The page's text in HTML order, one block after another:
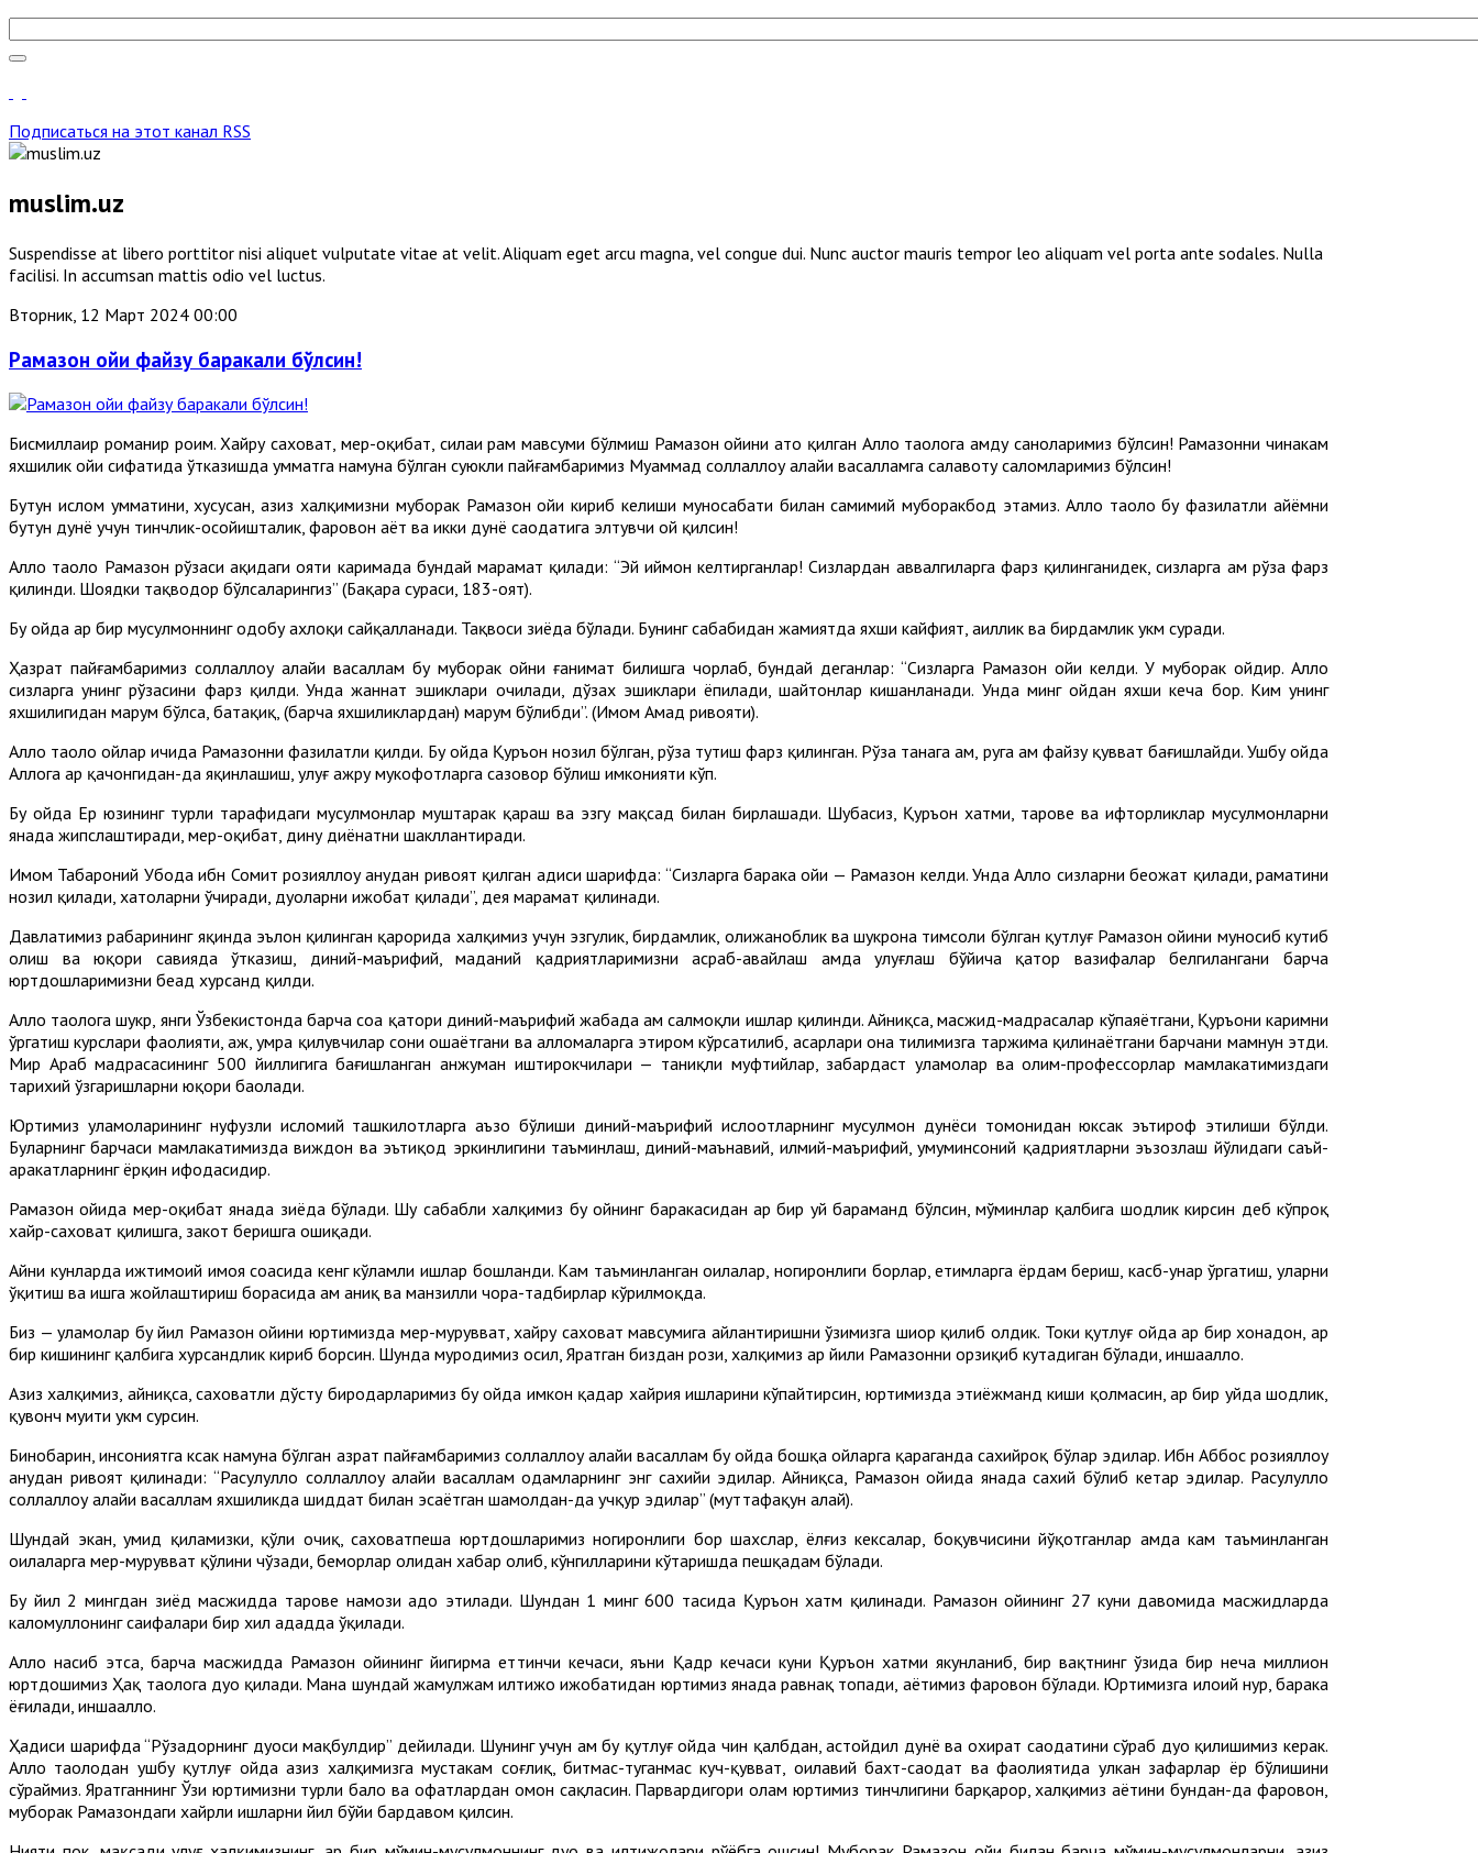
Подписаться на этот канал RSS
muslim.uz
Suspendisse at libero porttitor nisi aliquet vulputate vitae at velit. Aliquam eget arcu magna, vel congue dui. Nunc auctor mauris tempor leo aliquam vel porta ante sodales. Nulla
facilisi. In accumsan mattis odio vel luctus.
Вторник, 12 Март 2024 00:00
Рамазон ойи файзу баракали бўлсин!
Бисмиллаҳир роҳманир роҳим. Хайру саховат, меҳр-оқибат, силаи раҳм мавсуми бўлмиш Рамазон ойини ато қилган Аллоҳ таолога ҳамду саноларимиз бўлсин! Рамазонни чинакам
яхшилик ойи сифатида ўтказишда умматга намуна бўлган суюкли пайғамбаримиз Муҳаммад соллаллоҳу алайҳи васалламга салавоту саломларимиз бўлсин!
Бутун ислом умматини, хусусан, азиз халқимизни муборак Рамазон ойи кириб келиши муносабати билан самимий муборакбод этамиз. Аллоҳ таоло бу фазилатли айёмни
бутун дунё учун тинчлик-осойишталик, фаровон ҳаёт ва икки дунё саодатига элтувчи ой қилсин!
Аллоҳ таоло Рамазон рўзаси ҳақидаги ояти каримада бундай марҳамат қилади: “Эй иймон келтирганлар! Сизлардан аввалгиларга фарз қилинганидек, сизларга ҳам рўза фарз
қилинди. Шоядки тақводор бўлсаларингиз” (Бақара сураси, 183-оят).
Бу ойда ҳар бир мусулмоннинг одобу ахлоқи сайқалланади. Тақвоси зиёда бўлади. Бунинг сабабидан жамиятда яхши кайфият, аҳиллик ва бирдамлик ҳукм суради.
Ҳазрат пайғамбаримиз соллаллоҳу алайҳи васаллам бу муборак ойни ғанимат билишга чорлаб, бундай деганлар: “Сизларга Рамазон ойи келди. У муборак ойдир. Аллоҳ
сизларга унинг рўзасини фарз қилди. Унда жаннат эшиклари очилади, дўзах эшиклари ёпилади, шайтонлар кишанланади. Унда минг ойдан яхши кеча бор. Ким унинг
яхшилигидан маҳрум бўлса, батаҳқиқ, (барча яхшиликлардан) маҳрум бўлибди”. (Имом Аҳмад ривояти).
Аллоҳ таоло ойлар ичида Рамазонни фазилатли қилди. Бу ойда Қуръон нозил бўлган, рўза тутиш фарз қилинган. Рўза танага ҳам, руҳга ҳам файзу қувват бағишлайди. Ушбу ойда
Аллоҳга ҳар қачонгидан-да яқинлашиш, улуғ ажру мукофотларга сазовор бўлиш имконияти кўп.
Бу ойда Ер юзининг турли тарафидаги мусулмонлар муштарак қараш ва эзгу мақсад билан бирлашади. Шубҳасиз, Қуръон хатми, таровеҳ ва ифторликлар мусулмонларни
янада жипслаштиради, меҳр-оқибат, дину диёнатни шакллантиради.
Имом Табароний Убода ибн Сомит розияллоҳу анҳудан ривоят қилган ҳадиси шарифда: “Сизларга барака ойи — Рамазон келди. Унда Аллоҳ сизларни беҳожат қилади, раҳматини
нозил қилади, хатоларни ўчиради, дуоларни ижобат қилади”, дея марҳамат қилинади.
Давлатимиз раҳбарининг яқинда эълон қилинган қарорида халқимиз учун эзгулик, бирдамлик, олижаноблик ва шукрона тимсоли бўлган қутлуғ Рамазон ойини муносиб кутиб
олиш ва юқори савияда ўтказиш, диний-маърифий, маданий қадриятларимизни асраб-авайлаш ҳамда улуғлаш бўйича қатор вазифалар белгилангани барча
юртдошларимизни беҳад хурсанд қилди.
Аллоҳ таолога шукр, янги Ўзбекистонда барча соҳа қатори диний-маърифий жабҳада ҳам салмоқли ишлар қилинди. Айниқса, масжид-мадрасалар кўпаяётгани, Қуръони каримни
ўргатиш курслари фаолияти, ҳаж, умра қилувчилар сони ошаётгани ва алломаларга эҳтиром кўрсатилиб, асарлари она тилимизга таржима қилинаётгани барчани мамнун этди.
Мир Араб мадрасасининг 500 йиллигига бағишланган анжуман иштирокчилари — таниқли муфтийлар, забардаст уламолар ва олим-профессорлар мамлакатимиздаги
тарихий ўзгаришларни юқори баҳолади.
Юртимиз уламоларининг нуфузли исломий ташкилотларга аъзо бўлиши диний-маърифий ислоҳотларнинг мусулмон дунёси томонидан юксак эътироф этилиши бўлди.
Буларнинг барчаси мамлакатимизда виждон ва эътиқод эркинлигини таъминлаш, диний-маънавий, илмий-маърифий, умуминсоний қадриятларни эъзозлаш йўлидаги саъй-
ҳаракатларнинг ёрқин ифодасидир.
Рамазон ойида меҳр-оқибат янада зиёда бўлади. Шу сабабли халқимиз бу ойнинг баракасидан ҳар бир уй баҳраманд бўлсин, мўминлар қалбига шодлик кирсин деб кўпроқ
хайр-саховат қилишга, закот беришга ошиқади.
Айни кунларда ижтимоий ҳимоя соҳасида кенг кўламли ишлар бошланди. Кам таъминланган оилалар, ногиронлиги борлар, етимларга ёрдам бериш, касб-ҳунар ўргатиш, уларни
ўқитиш ва ишга жойлаштириш борасида ҳам аниқ ва манзилли чора-тадбирлар кўрилмоқда.
Биз — уламолар бу йил Рамазон ойини юртимизда меҳр-мурувват, хайру саховат мавсумига айлантиришни ўзимизга шиор қилиб олдик. Токи қутлуғ ойда ҳар бир хонадон, ҳар
бир кишининг қалбига хурсандлик кириб борсин. Шунда муродимиз ҳосил, Яратган биздан рози, халқимиз ҳар йили Рамазонни орзиқиб кутадиган бўлади, иншааллоҳ.
Азиз халқимиз, айниқса, саховатли дўсту биродарларимиз бу ойда имкон қадар хайрия ишларини кўпайтирсин, юртимизда эҳтиёжманд киши қолмасин, ҳар бир уйда шодлик,
қувонч муҳити ҳукм сурсин.
Бинобарин, инсониятга ксак намуна бўлган ҳазрат пайғамбаримиз соллаллоҳу алайҳи васаллам бу ойда бошқа ойларга қараганда сахийроқ бўлар эдилар. Ибн Аббос розияллоҳу
анҳудан ривоят қилинади: “Расулуллоҳ соллаллоҳу алайҳи васаллам одамларнинг энг сахийи эдилар. Айниқса, Рамазон ойида янада сахий бўлиб кетар эдилар. Расулуллоҳ
соллаллоҳу алайҳи васаллам яхшиликда шиддат билан эсаётган шамолдан-да учқур эдилар” (муттафақун алайҳ).
Шундай экан, умид қиламизки, қўли очиқ, саховатпеша юртдошларимиз ногиронлиги бор шахслар, ёлғиз кексалар, боқувчисини йўқотганлар ҳамда кам таъминланган
оилаларга меҳр-мурувват қўлини чўзади, беморлар ҳолидан хабар олиб, кўнгилларини кўтаришда пешқадам бўлади.
Бу йил 2 мингдан зиёд масжидда таровеҳ намози адо этилади. Шундан 1 минг 600 тасида Қуръон хатм қилинади. Рамазон ойининг 27 куни давомида масжидларда
каломуллоҳнинг саҳифалари бир хил ададда ўқилади.
Аллоҳ насиб этса, барча масжидда Рамазон ойининг йигирма еттинчи кечаси, яъни Қадр кечаси куни Қуръон хатми якунланиб, бир вақтнинг ўзида бир неча миллион
юртдошимиз Ҳақ таолога дуо қилади. Мана шундай жамулжам илтижо ижобатидан юртимиз янада равнақ топади, ҳаётимиз фаровон бўлади. Юртимизга илоҳий нур, барака
ёғилади, иншааллоҳ.
Ҳадиси шарифда “Рўзадорнинг дуоси мақбулдир” дейилади. Шунинг учун ҳам бу қутлуғ ойда чин қалбдан, астойдил дунё ва охират саодатини сўраб дуо қилишимиз керак.
Аллоҳ таолодан ушбу қутлуғ ойда азиз халқимизга мустаҳкам соғлиқ, битмас-туганмас куч-қувват, оилавий бахт-саодат ва фаолиятида улкан зафарлар ёр бўлишини
сўраймиз. Яратганнинг Ўзи юртимизни турли бало ва офатлардан омон сақласин. Парвардигори олам юртимиз тинчлигини барқарор, халқимиз ҳаётини бундан-да фаровон,
муборак Рамазондаги хайрли ишларни йил бўйи бардавом қилсин.